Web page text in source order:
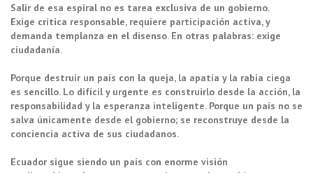
Salir de esa espiral no es tarea exclusiva de un gobierno.
Exige crítica responsable, requiere participación activa, y
demanda templanza en el disenso. En otras palabras: exige
ciudadanía.
Porque destruir un país con la queja, la apatía y la rabia ciega
es sencillo. Lo difícil y urgente es construirlo desde la acción, la
responsabilidad y la esperanza inteligente. Porque un país no se
salva únicamente desde el gobierno; se reconstruye desde la
conciencia activa de sus ciudadanos.
Ecuador sigue siendo un país con enorme visión